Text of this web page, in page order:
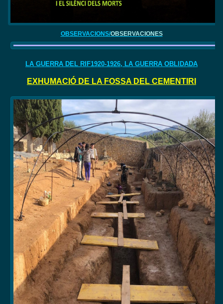
OBSERVACIONS/OBSERVACIONES
LA GUERRA DEL RIF1920-1926, LA GUERRA OBLIDADA
EXHUMACIÓ DE LA FOSSA DEL CEMENTIRI